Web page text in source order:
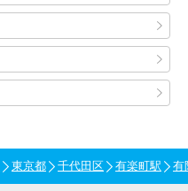
東京都 千代田区 有楽町駅 有